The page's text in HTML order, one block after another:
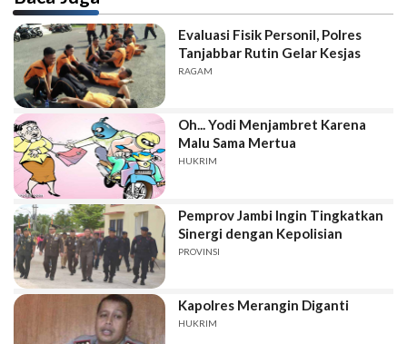
Evaluasi Fisik Personil, Polres
Tanjabbar Rutin Gelar Kesjas
RAGAM
Oh... Yodi Menjambret Karena
Malu Sama Mertua
HUKRIM
Pemprov Jambi Ingin Tingkatkan
Sinergi dengan Kepolisian
PROVINSI
Kapolres Merangin Diganti
HUKRIM